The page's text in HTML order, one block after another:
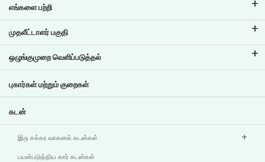
எங்களை பற்றி
டிவிஎஸ் கிரெடிட் பற்றி
எங்கள் பிராண்ட் பற்றி தெரிந்துகொள்ளுங்கள்
முக்கிய சுயவிவரங்கள்
முதலீட்டாளர் பகுதி
கார்ப்பரேட் நிர்வாகம்
முதலீட்டாளர் தகவல்
ஒழுங்குமுறை வெளிப்படுத்தல்
பிற வெளிப்பாடுகள்
புகார்கள் மற்றும் குறைகள்
கடன்
இரு சக்கர வாகனக் கடன்கள்
பயன்படுத்திய கார் கடன்கள்